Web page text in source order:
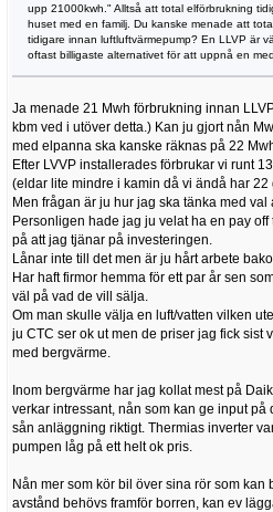
upp 21000kwh." Alltså att total elförbrukning
huset med en familj. Du kanske menade att
tidigare innan luftluftvärmepump? En LLVP är
oftast billigaste alternativet för att uppnå en
Ja menade 21 Mwh förbrukning innan
kbm ved i utöver detta.) Kan ju gjort nån
med elpanna ska kanske räknas på 22
Efter LVVP installerades förbrukar vi runt
(eldar lite mindre i kamin då vi ändå har 22
Men frågan är ju hur jag ska tänka med val
Personligen hade jag ju velat ha en pay
på att jag tjänar på investeringen.
Lånar inte till det men är ju hårt arbete
Har haft firmor hemma för ett par år sen
väl på vad de vill sälja.
Om man skulle välja en luft/vatten vilken
ju CTC ser ok ut men de priser jag fick sist
med bergvärme.
Inom bergvärme har jag kollat mest på
verkar intressant, nån som kan ge input på
sån anläggning riktigt. Thermias inverter
pumpen låg på ett helt ok pris.
Nån mer som kör bil över sina rör som kan
avstånd behövs framför borren, kan ev